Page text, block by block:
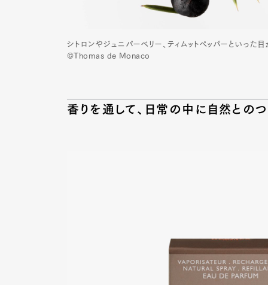
Pen
Pen
シトロンやジュニパーベリー、ティムットペッパーといった
©Thomas de Monaco
香りを通して、日常の中に自然との